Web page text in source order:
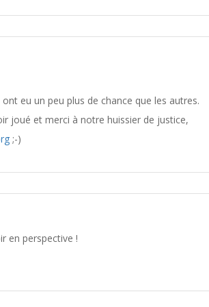
eu un peu plus de chance que les autres.
joué et merci à notre huissier de justice,
;-)
en perspective !